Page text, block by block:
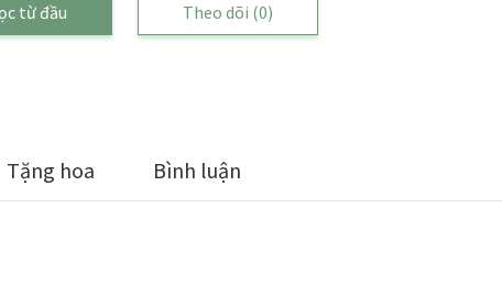
từ đầu Theo dõi (0)
Tặng hoa Bình luận